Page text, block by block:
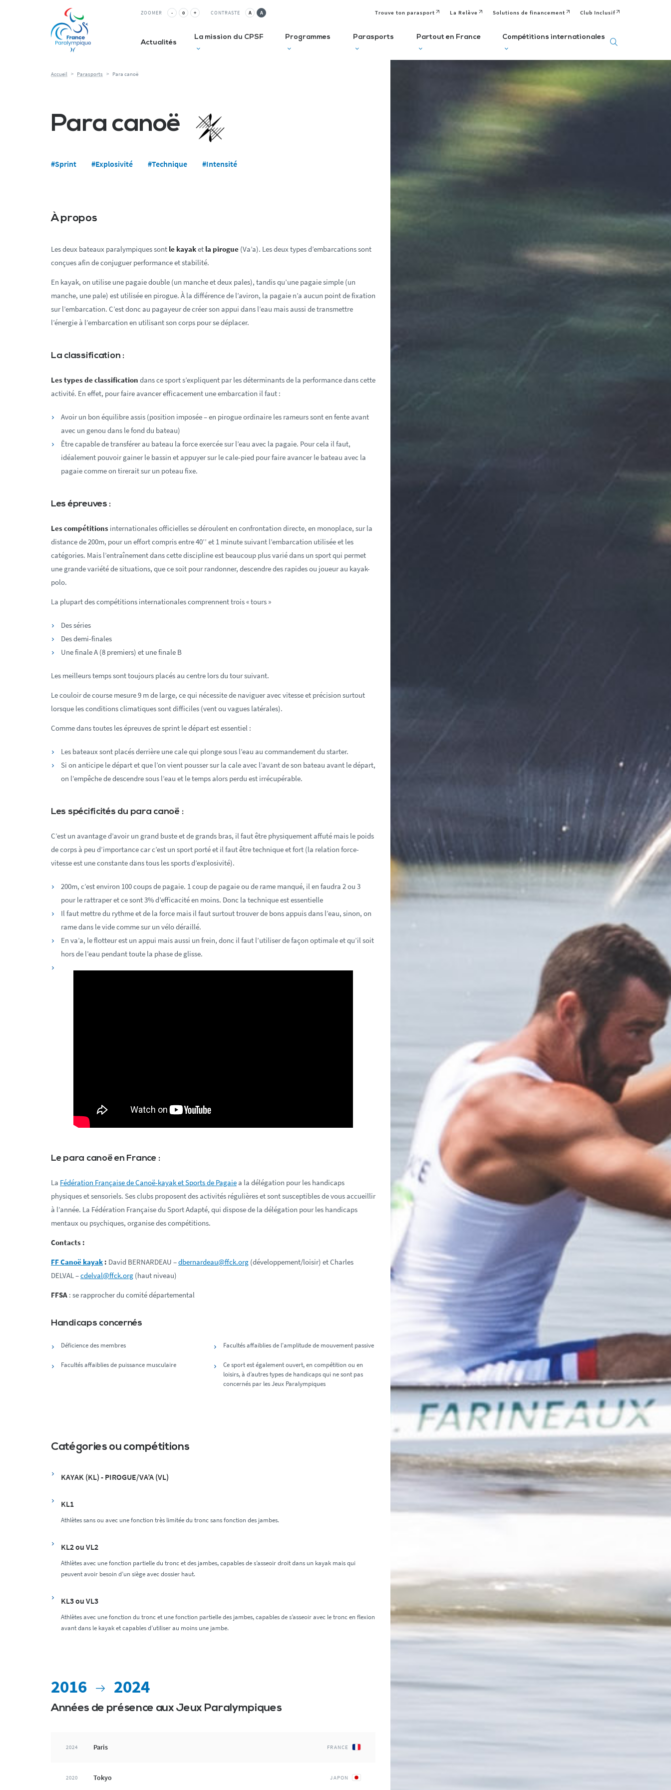
ZOOMER - 0 + CONTRASTE A A Trouve ton parasport La Relève Solutions de financement Club Inclusif
Actualités
La mission du CPSF Programmes
La Relève
ESMS&CLUBS
Parasports Partout en France Compétitions internationales
Editions passées et
Comité
Accueil > Parasports > Para canoë
Para canoë
#Sprint #Explosivité #Technique #Intensité
À propos
Les deux bateaux paralympiques sont le kayaket la pirogue (Va’a). Les deux types d’embarcations sont
conçues afin de conjuguer performance et stabilité.
En kayak, on utilise une pagaie double (un manche et deux pales), tandis qu’une pagaie simple (un
manche, une pale) est utilisée en pirogue. À la différence de l’aviron, la pagaie n’a aucun point de fixation
sur l’embarcation. C’est donc au pagayeur de créer son appui dans l’eau mais aussi de transmettre
l’énergie à l’embarcation en utilisant son corps pour se déplacer.
La classification :
Les types de classification dans ce sport s’expliquent par les déterminants de la performance dans cette
activité. En effet, pour faire avancer efficacement une embarcation il faut :
Avoir un bon équilibre assis (position imposée – en pirogue ordinaire les rameurs sont en fente avant
avec un genou dans le fond du bateau)
Être capable de transférer au bateau la force exercée sur l’eau avec la pagaie. Pour cela il faut,
idéalement pouvoir gainer le bassin et appuyer sur le cale-pied pour faire avancer le bateau avec la
pagaie comme on tirerait sur un poteau fixe.
Les épreuves :
Les compétitions internationales officielles se déroulent en confrontation directe, en monoplace, sur la
distance de 200m, pour un effort compris entre 40’’ et 1 minute suivant l’embarcation utilisée et les
catégories. Mais l’entraînement dans cette discipline est beaucoup plus varié dans un sport qui permet
une grande variété de situations, que ce soit pour randonner, descendre des rapides ou joueur au kayak-
polo.
La plupart des compétitions internationales comprennent trois « tours »
Des séries
Des demi-finales
Une finale A (8 premiers) et une finale B
Les meilleurs temps sont toujours placés au centre lors du tour suivant.
Le couloir de course mesure 9 m de large, ce qui nécessite de naviguer avec vitesse et précision surtout
lorsque les conditions climatiques sont difficiles (vent ou vagues latérales).
Comme dans toutes les épreuves de sprint le départ est essentiel :
Les bateaux sont placés derrière une cale qui plonge sous l’eau au commandement du starter.
Si on anticipe le départ et que l’on vient pousser sur la cale avec l’avant de son bateau avant le départ,
on l’empêche de descendre sous l’eau et le temps alors perdu est irrécupérable.
Les spécificités du para canoë :
C’est un avantage d’avoir un grand buste et de grands bras, il faut être physiquement affuté mais le poids
de corps à peu d’importance car c’est un sport porté et il faut être technique et fort (la relation force-
vitesse est une constante dans tous les sports d’explosivité).
200m, c’est environ 100 coups de pagaie. 1 coup de pagaie ou de rame manqué, il en faudra 2 ou 3
pour le rattraper et ce sont 3% d’efficacité en moins. Donc la technique est essentielle
Il faut mettre du rythme et de la force mais il faut surtout trouver de bons appuis dans l’eau, sinon, on
rame dans le vide comme sur un vélo déraillé.
En va’a, le flotteur est un appui mais aussi un frein, donc il faut l’utiliser de façon optimale et qu’il soit
hors de l’eau pendant toute la phase de glisse.
Le para canoë en France :
La Fédération Française de Canoë-kayak et Sports de Pagaiea la délégation pour les handicaps
physiques et sensoriels. Ses clubs proposent des activités régulières et sont susceptibles de vous accueillir
à l’année. La Fédération Française du Sport Adapté, qui dispose de la délégation pour les handicaps
mentaux ou psychiques, organise des compétitions.
Contacts :
FF Canoë kayak : David BERNARDEAU –dbernardeau@ffck.org (développement/loisir) et Charles
DELVAL –cdelval@ffck.org (haut niveau)
FFSA : se rapprocher du comité départemental
Handicaps concernés
Déficience des membres Facultés affaiblies de l'amplitude de mouvement passive
Facultés affaiblies de puissance musculaire
Ce sport est également ouvert, en compétition ou en
loisirs, à d’autres types de handicaps qui ne sont pas
concernés par les Jeux Paralympiques
Catégories ou compétitions
KAYAK (KL) - PIROGUE/VA’A (VL)
KL1
Athlètes sans ou avec une fonction très limitée du tronc sans fonction des jambes.
KL2 ou VL2
Athlètes avec une fonction partielle du tronc et des jambes, capables de s’asseoir droit dans un kayak mais qui
peuvent avoir besoin d’un siège avec dossier haut.
KL3 ou VL3
Athlètes avec une fonction du tronc et une fonction partielle des jambes, capables de s’asseoir avec le tronc en flexion
avant dans le kayak et capables d’utiliser au moins une jambe.
2016 2024
Années de présence aux Jeux Paralympiques
2024 Paris FRANCE
2020 Tokyo JAPON